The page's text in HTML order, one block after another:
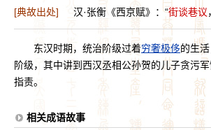
[典故出处]
汉·张衡《西京赋》：“街谈巷议
东汉时期，统治阶级过着穷奢极侈的生
阶级，其中讲到西汉丞相公孙贺的儿子贪污
指责。
相关成语故事